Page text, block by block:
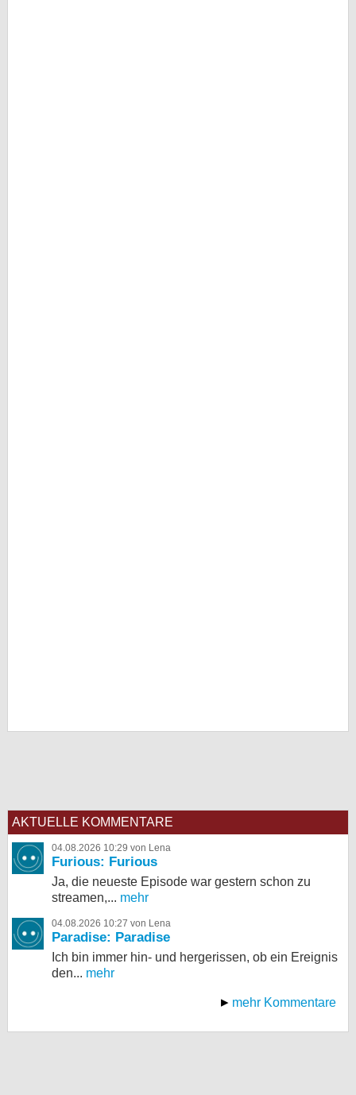
AKTUELLE KOMMENTARE
04.08.2026 10:29 von Lena
Furious: Furious
Ja, die neueste Episode war gestern schon zu
streamen,... mehr
04.08.2026 10:27 von Lena
Paradise: Paradise
Ich bin immer hin- und hergerissen, ob ein Ereignis
den... mehr
mehr Kommentare